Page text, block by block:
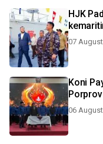
HJK
07
Koni
06